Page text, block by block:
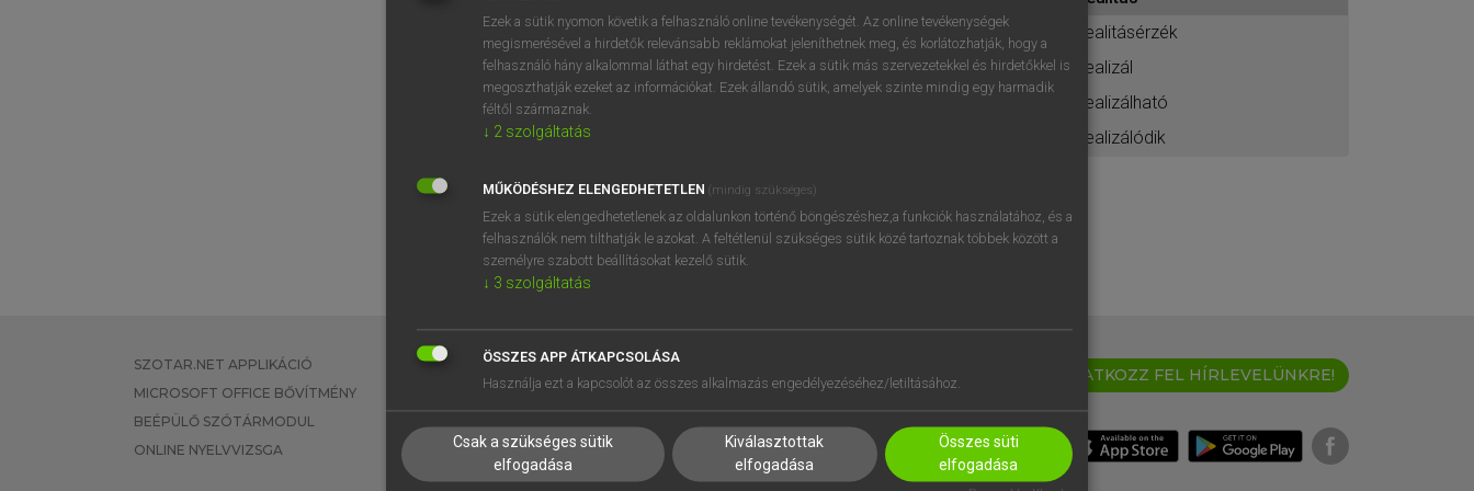
BELÉPÉS
próbaverziójának elindításához
regisztrálok ésbelépek.
REGISZTRÁCIÓ
realitásérzék
realizál
realizálható
realizálódik
SZOTAR.NET APPLIKÁCIÓ
MICROSOFT OFFICE BŐVÍTMÉNY
BEÉPÜLŐ SZÓTÁRMODUL
ONLINE NYELVVIZSGA
EGYÉNI FELHASZNÁLÓKNAK
TANULÓKNAK
VÁLLALATI MEGOLDÁSOK
SÚGÓ
RÓLUNK
SÜTI BEÁLLÍTÁSOK
IRATKOZZ FEL HÍRLEVELÜNKRE!
Ezek a sütik nyomon követik a felhasználó online tevékenységét. Az online tevékenységek
megismerésével a hirdetők relevánsabb reklámokat jeleníthetnek meg, és korlátozhatják, hogy a
felhasználó hány alkalommal láthat egy hirdetést. Ezek a sütik más szervezetekkel és hirdetőkkel is
megoszthatják ezeket az információkat. Ezek állandó sütik, amelyek szinte mindig egy harmadik
féltől származnak.
↓ 2 szolgáltatás
MŰKÖDÉSHEZ ELENGEDHETETLEN (mindig szükséges)
Ezek a sütik elengedhetetlenek az oldalunkon történő böngészéshez,a funkciók használatához, és a
felhasználók nem tilthatják le azokat. A feltétlenül szükséges sütik közé tartoznak többek között a
személyre szabott beállításokat kezelő sütik.
↓ 3 szolgáltatás
ÖSSZES APP ÁTKAPCSOLÁSA
Használja ezt a kapcsolót az összes alkalmazás engedélyezéséhez/letiltásához.
Csak a szükséges sütik
elfogadása
Kiválasztottak
elfogadása
Összes süti
elfogadása